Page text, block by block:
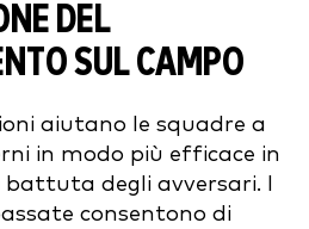
DEL
SUL CAMPO
aiutano le squadre a
in modo più efficace in
battuta degli avversari. I
consentono di